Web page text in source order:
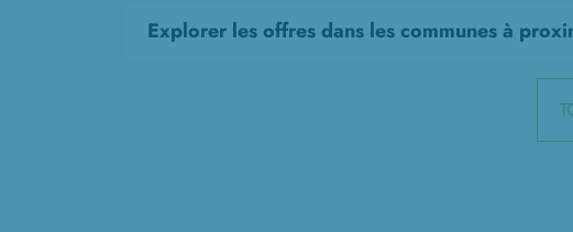
Explorer les offres dans les communes à